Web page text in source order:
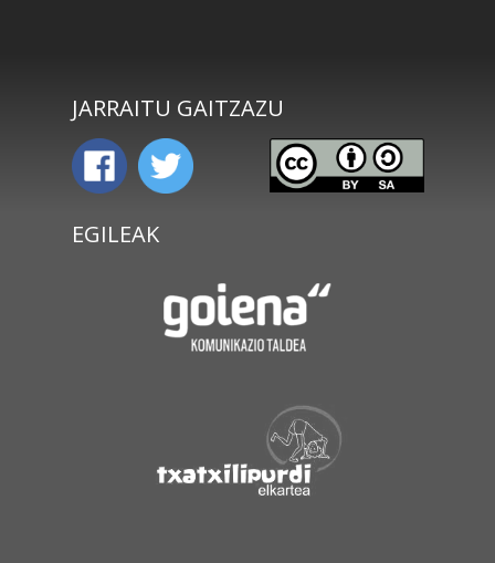
JARRAITU GAITZAZU
EGILEAK